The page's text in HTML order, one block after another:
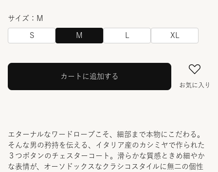
サイズ：M
S M XL
カートに追加する
お気に入り
エターナルなワードローブこそ、細部まで本物にこだわる。
そんな男の矜持を伝える、イタリア産のカシミヤで作られた
３つボタンのチェスターコート。滑らかな質感ときめ細やか
な表情が、オーソドックスなクラシコスタイルに無二の個性